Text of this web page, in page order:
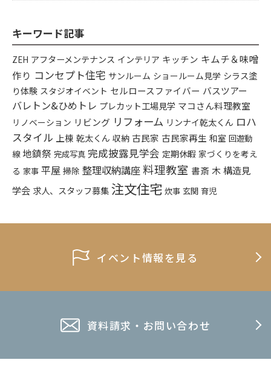
キーワード記事
ZEH アフターメンテナンス インテリア キッチン キムチ＆味噌
作り コンセプト住宅 サンルーム ショールーム見学 シラス塗
り体験 スタジオイベント セルロースファイバー バスツアー
バレトン&ひめトレ プレカット工場見学 マコさん料理教室
リノベーション リビング リフォーム リンナイ乾太くん ロハ
スタイル 上棟 乾太くん 収納 古民家 古民家再生 和室 回遊動
線 地鎮祭 完成写真 完成披露見学会 定期休暇 家づくりを考え
る 家事 平屋 掃除 整理収納講座料理教室 書斎 木構造見
学会 求人、スタッフ募集注文住宅 炊事 玄関 育児
イベント情報を見る
資料請求・お問い合わせ